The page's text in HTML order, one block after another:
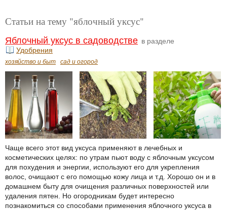
Статьи на тему "яблочный уксус"
Яблочный уксус в садоводстве в разделе
Удобрения
хозяйство и быт сад и огород
Чаще всего этот вид уксуса применяют в лечебных и
косметических целях: по утрам пьют воду с яблочным уксусом
для похудения и энергии, используют его для укрепления
волос, очищают с его помощью кожу лица и т.д. Хорошо он и в
домашнем быту для очищения различных поверхностей или
удаления пятен. Но огородникам будет интересно
познакомиться со способами применения яблочного уксуса в